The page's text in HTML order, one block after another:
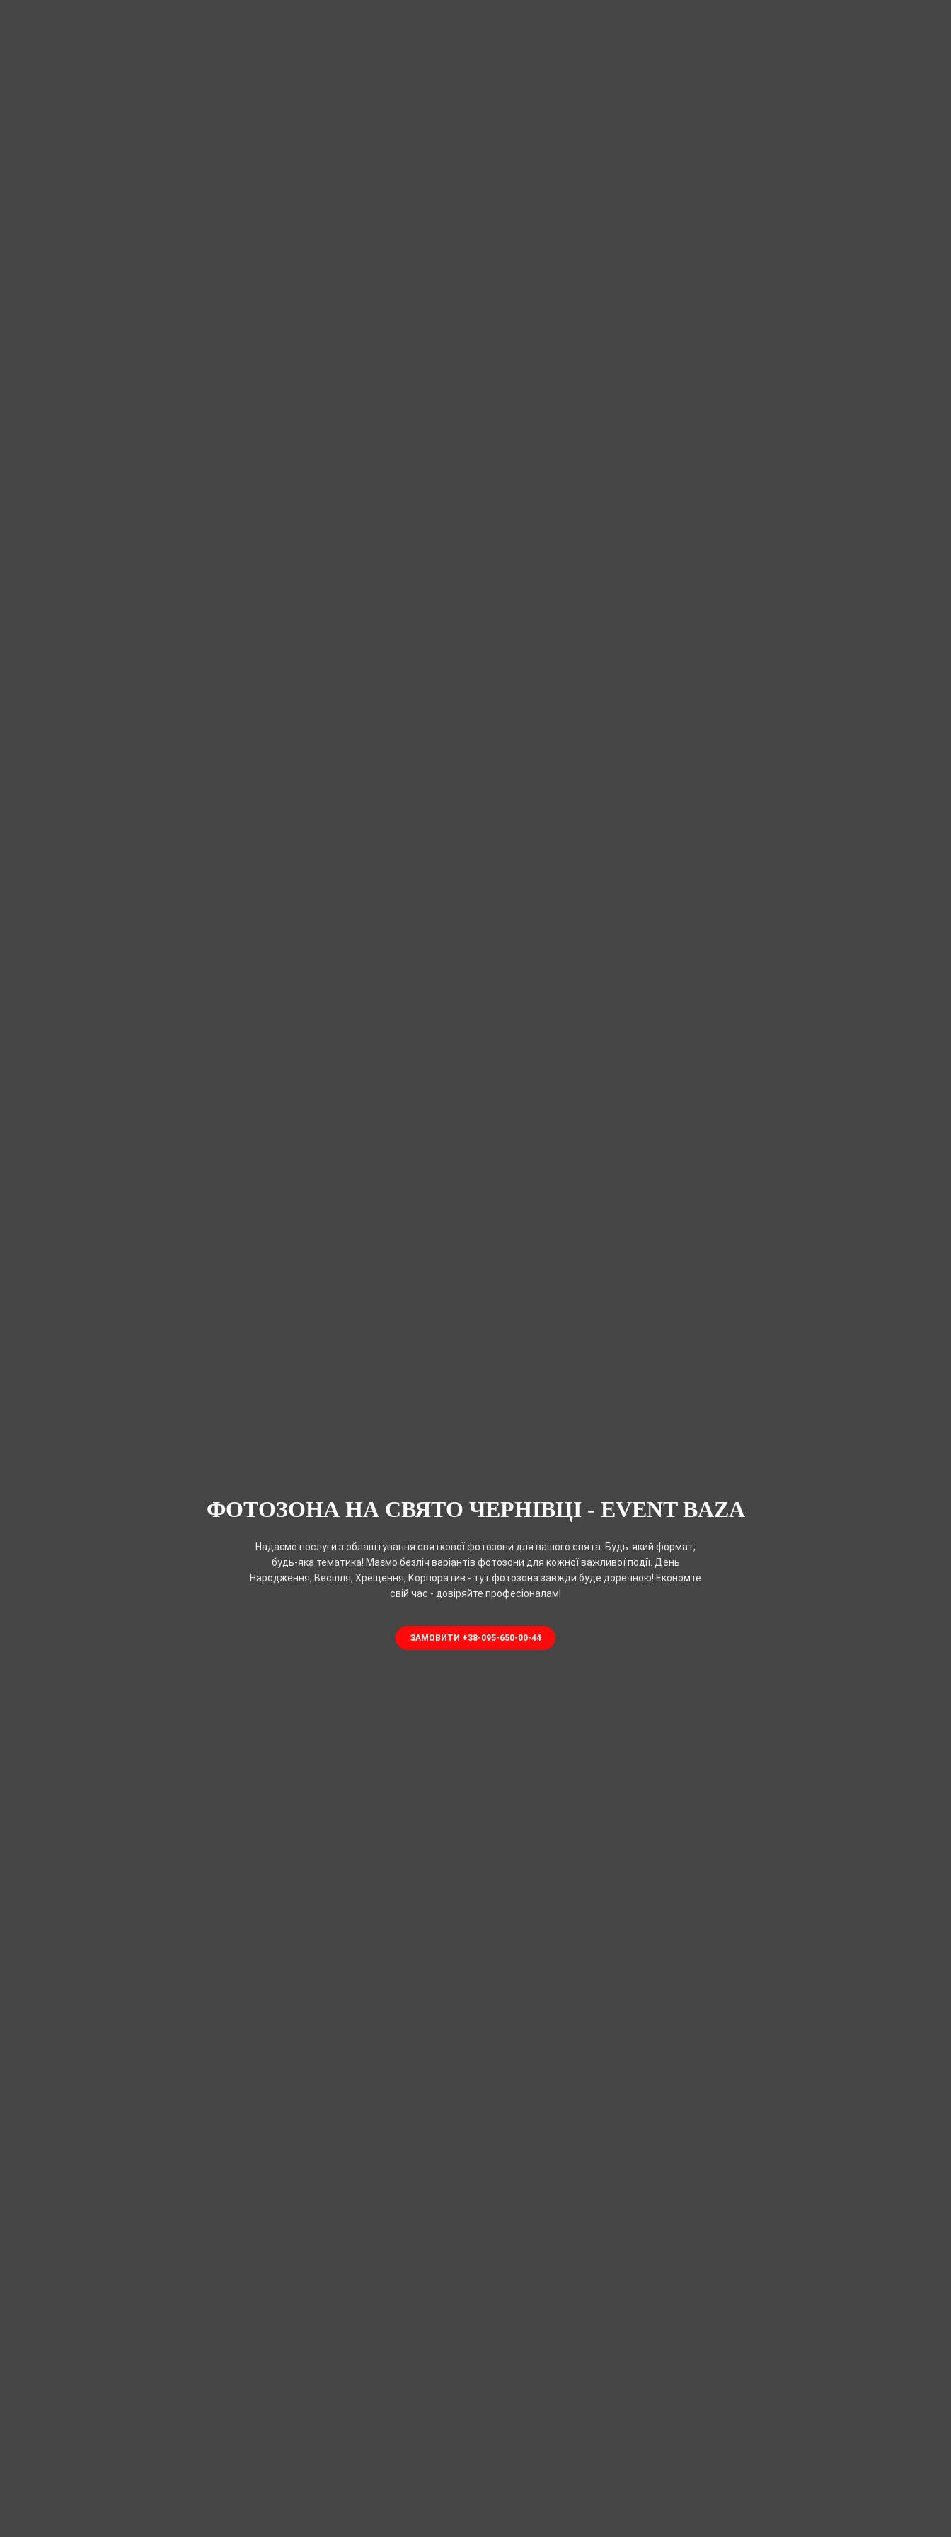
ФОТОЗОНА НА СВЯТО ЧЕРНІВЦІ - EVENT BAZA
Надаємо послуги з облаштування святкової фотозони для вашого свята. Будь-який формат,
будь-яка тематика! Маємо безліч варіантів фотозони для кожної важливої події. День
Народження, Весілля, Хрещення, Корпоратив - тут фотозона завжди буде доречною! Економте
свій час - довіряйте професіоналам!
ЗАМОВИТИ +38-095-650-00-44